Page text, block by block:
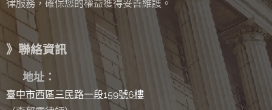
律服務，確保您的權益獲得妥善維護。
》聯絡資訊
地址：
臺中市西區三民路一段159號6樓